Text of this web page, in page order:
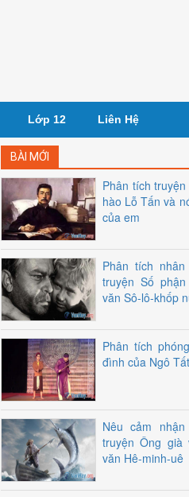
Lớp 12 Liên Hệ
BÀI MỚI
Phân tích
hào Lỗ Tấn và
của em
Phân tích
truyện Số
văn Sô-lô-khốp
Phân tích
đình của Ngô
Nêu cảm
truyện Ông
văn Hê-minh-uê